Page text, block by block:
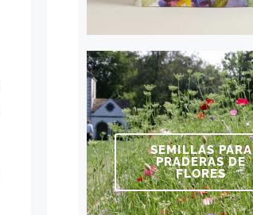
SEMILLAS PARA
PRADERAS DE
FLORES